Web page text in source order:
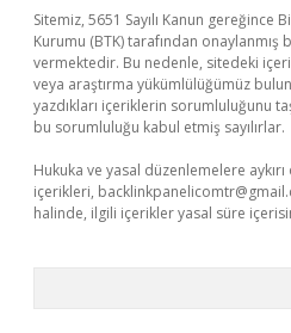
Sitemiz, 5651 Sayılı Kanun gereğince
Kurumu (BTK) tarafından onaylanmış
vermektedir. Bu nedenle, sitedeki
veya araştırma yükümlülüğümüz
yazdıkları içeriklerin sorumluluğunu
bu sorumluluğu kabul etmiş sayılırlar.
Hukuka ve yasal düzenlemelere
içerikleri,
halinde, ilgili içerikler yasal süre